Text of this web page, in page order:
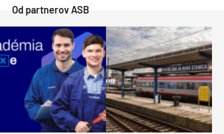
Od partnerov ASB